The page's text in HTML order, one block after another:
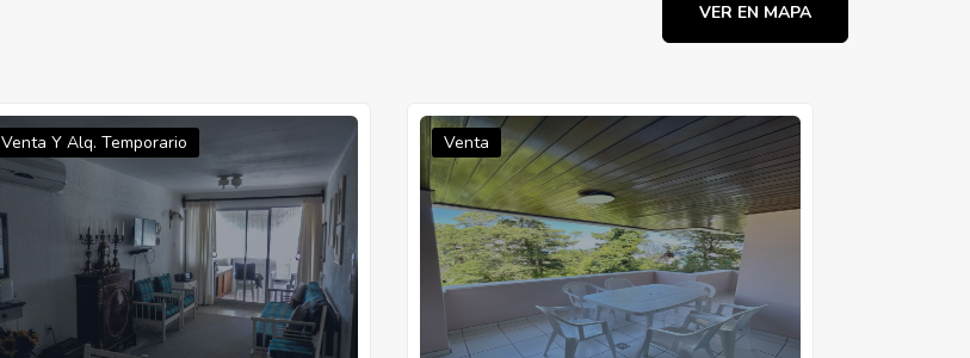
VER EN MAPA
Venta Y Alq. Temporario Venta